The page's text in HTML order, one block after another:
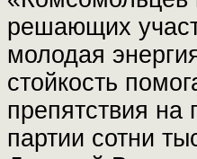
решающих
молодая
стойкость
препятствия
партии сотни